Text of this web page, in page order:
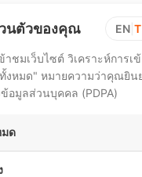
นตัวของคุณ EN
ชมเว็บไซต์ วิเคราะห์การเ
งหมด" หมายความว่าคุณยิน
อมูลส่วนบุคคล (PDPA)
มด